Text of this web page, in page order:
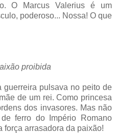
O Marcus Valerius é um
poderoso... Nossa! O que
proibida
guerreira pulsava no peito de
de um rei. Como princesa
dos invasores. Mas não
ferro do Império Romano
força arrasadora da paixão!